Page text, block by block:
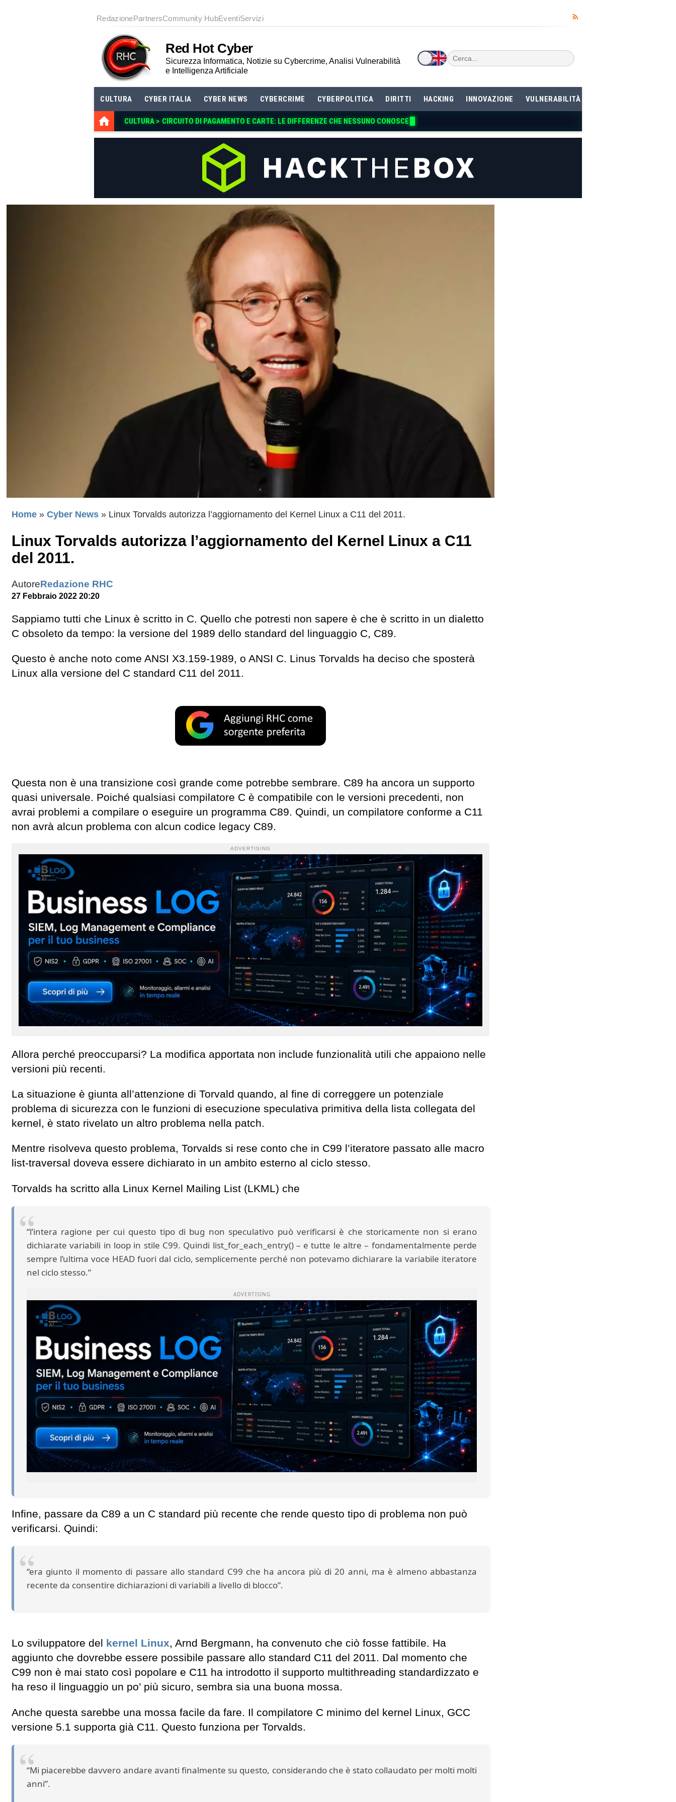
RedazionePartnersCommunity HubEventiServizi
Red Hot Cyber
Sicurezza Informatica, Notizie su Cybercrime, Analisi Vulnerabilità
e Intelligenza Artificiale
CULTURA CYBER ITALIA CYBER NEWS CYBERCRIME CYBERPOLITICA DIRITTI HACKING INNOVAZIONE VULNERABILITÀ
CULTURA > CIRCUITO DI PAGAMENTO E CA
Home » Cyber News » Linux Torvalds autorizza l’aggiornamento del Kernel Linux a C11 del 2011.
Linux Torvalds autorizza l’aggiornamento del Kernel Linux a C11
del 2011.
AutoreRedazione RHC
27 Febbraio 2022 20:20
Sappiamo tutti che Linux è scritto in C. Quello che potresti non sapere è che è scritto in un dialetto
C obsoleto da tempo: la versione del 1989 dello standard del linguaggio C, C89.
Questo è anche noto come ANSI X3.159-1989, o ANSI C. Linus Torvalds ha deciso che sposterà
Linux alla versione del C standard C11 del 2011.
Questa non è una transizione così grande come potrebbe sembrare. C89 ha ancora un supporto
quasi universale. Poiché qualsiasi compilatore C è compatibile con le versioni precedenti, non
avrai problemi a compilare o eseguire un programma C89. Quindi, un compilatore conforme a C11
non avrà alcun problema con alcun codice legacy C89.
ADVERTISING
Allora perché preoccuparsi? La modifica apportata non include funzionalità utili che appaiono nelle
versioni più recenti.
La situazione è giunta all’attenzione di Torvald quando, al fine di correggere un potenziale
problema di sicurezza con le funzioni di esecuzione speculativa primitiva della lista collegata del
kernel, è stato rivelato un altro problema nella patch.
Mentre risolveva questo problema, Torvalds si rese conto che in C99 l’iteratore passato alle macro
list-traversal doveva essere dichiarato in un ambito esterno al ciclo stesso.
Torvalds ha scritto alla Linux Kernel Mailing List (LKML) che
“l’intera ragione per cui questo tipo di bug non speculativo può verificarsi è che storicamente non si erano
dichiarate variabili in loop in stile C99. Quindi list_for_each_entry() – e tutte le altre – fondamentalmente perde
sempre l’ultima voce HEAD fuori dal ciclo, semplicemente perché non potevamo dichiarare la variabile iteratore
nel ciclo stesso.”
ADVERTISING
Infine, passare da C89 a un C standard più recente che rende questo tipo di problema non può
verificarsi. Quindi:
“era giunto il momento di passare allo standard C99 che ha ancora più di 20 anni, ma è almeno abbastanza
recente da consentire dichiarazioni di variabili a livello di blocco”.
Lo sviluppatore del kernel Linux, Arnd Bergmann, ha convenuto che ciò fosse fattibile. Ha
aggiunto che dovrebbe essere possibile passare allo standard C11 del 2011. Dal momento che
C99 non è mai stato così popolare e C11 ha introdotto il supporto multithreading standardizzato e
ha reso il linguaggio un po’ più sicuro, sembra sia una buona mossa.
Anche questa sarebbe una mossa facile da fare. Il compilatore C minimo del kernel Linux, GCC
versione 5.1 supporta già C11. Questo funziona per Torvalds.
“Mi piacerebbe davvero andare avanti finalmente su questo, considerando che è stato collaudato per molti molti
anni”.